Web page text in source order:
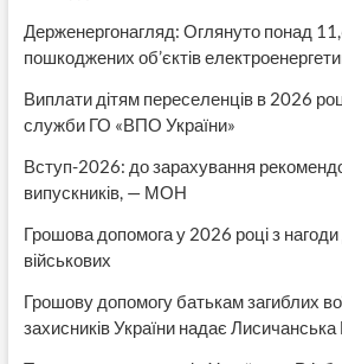
Держенергонагляд: Оглянуто понад
пошкоджених об’єктів
Виплати дітям переселенців в 2026
служби ГО «ВПО України»
Вступ-2026: до зарахування
випускників, — МОН
Грошова допомога у 2026 році з нагоди
військових
Грошову допомогу батькам загиблих
захисників України надає